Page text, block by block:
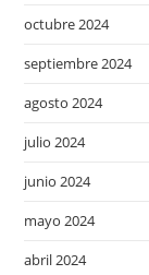
octubre 2024
septiembre 2024
agosto 2024
julio 2024
junio 2024
mayo 2024
abril 2024